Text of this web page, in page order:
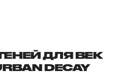
ДЛЯ ВЕК
DECAY